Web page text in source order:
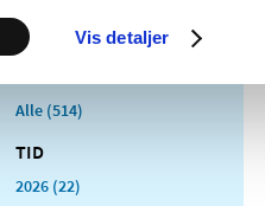
Vis detaljer
Alle (514)
TID
2026 (22)